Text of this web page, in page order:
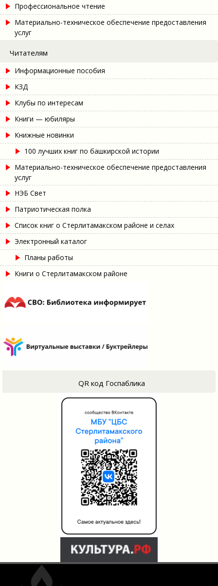
Профессиональное чтение
Материально-техническое обеспечение предоставления
услуг
Читателям
Информационные пособия
КЗД
Клубы по интересам
Книги — юбиляры
Книжные новинки
100 лучших книг по башкирской истории
Материально-техническое обеспечение предоставления
услуг
НЭБ Свет
Патриотическая полка
Список книг о Стерлитамакском районе и селах
Электронный каталог
Планы работы
Книги о Стерлитамакском районе
QR код Госпаблика